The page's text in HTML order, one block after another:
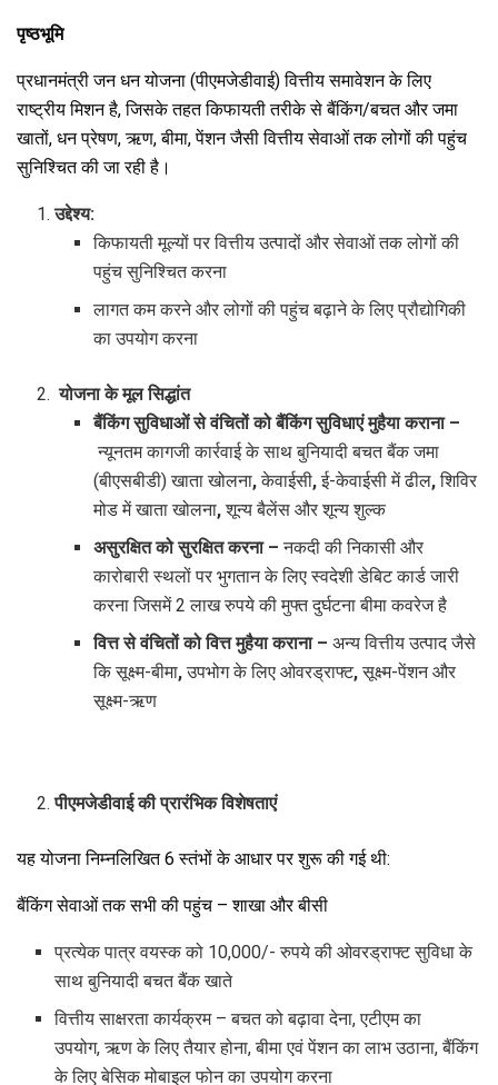
पृष्ठभूमि
प्रधानमंत्री जन धन योजना (पीएमजेडीवाई) वित्तीय समावेशन के लिए
राष्ट्रीय मिशन है, जिसके तहत किफायती तरीके से बैंकिंग/बचत और जमा
खातों, धन प्रेषण, ऋण, बीमा, पेंशन जैसी वित्तीय सेवाओं तक लोगों की पहुंच
सुनिश्चित की जा रही है।
उद्देश्य:
किफायती मूल्‍यों पर वित्तीय उत्पादों और सेवाओं तक लोगों की
पहुंच सुनिश्चित करना
लागत कम करने और लोगों की पहुंच बढ़ाने के लिए प्रौद्योगिकी
का उपयोग करना
योजना के मूल सिद्धांत
बैंकिंग सुविधाओं से वंचितों को बैंकिंग सुविधाएं मुहैया कराना –
न्यूनतम कागजी कार्रवाई के साथ बुनियादी बचत बैंक जमा
(बीएसबीडी) खाता खोलना,केवाईसी,ई-केवाईसी में ढील,शिविर
मोड में खाता खोलना,शून्य बैलेंस और शून्य शुल्क
असुरक्षित को सुरक्षित करना –नकदी की निकासी और
कारोबारी स्थलों पर भुगतान के लिए स्वदेशी डेबिट कार्ड जारी
करना जिसमें 2 लाख रुपये की मुफ्त दुर्घटना बीमा कवरेज है
वित्त से वंचितों को वित्त मुहैया कराना– अन्य वित्तीय उत्पाद जैसे
कि सूक्ष्म-बीमा,उपभोग के लिए ओवरड्राफ्ट,सूक्ष्म-पेंशन और
सूक्ष्म-ऋण
पीएमजेडीवाई की प्रारंभिक विशेषताएं
यह योजना निम्नलिखित 6 स्तंभों के आधार पर शुरू की गई थी:
बैंकिंग सेवाओं तक सभी की पहुंच – शाखा और बीसी
प्रत्येक पात्र वयस्क को 10,000/- रुपये की ओवरड्राफ्ट सुविधा के
साथ बुनियादी बचत बैंक खाते
वित्तीय साक्षरता कार्यक्रम – बचत को बढ़ावा देना, एटीएम का
उपयोग, ऋण के लिए तैयार होना, बीमा एवं पेंशन का लाभ उठाना, बैंकिंग
के लिए बेसिक मोबाइल फोन का उपयोग करना